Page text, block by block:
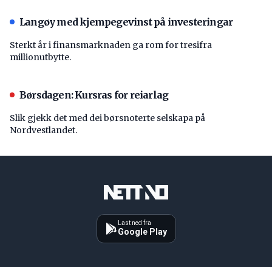
Langøy med kjempegevinst på investeringar
Sterkt år i finansmarknaden ga rom for tresifra
millionutbytte.
Børsdagen: Kursras for reiarlag
Slik gjekk det med dei børsnoterte selskapa på
Nordvestlandet.
Last ned fra
Google Play